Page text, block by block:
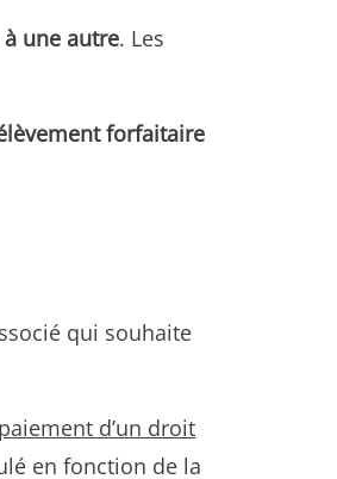
une autre. Les
forfaitaire
qui souhaite
d’un droit
en fonction de la